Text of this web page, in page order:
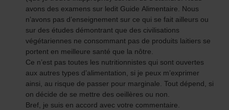
avons des examens sur ledit Guide Alimentaire. Nous
n’avons pas d’enseignement sur ce qui se fait ailleurs ou
sur des études démontrant que des civilisations
végétariennes ne consommant pas de produits laitiers se
portent en meilleure santé que la nôtre.
Ce n’est pas toutes les nutritionnistes qui sont ouvertes
aux autres types d’alimentation, si je peux m’exprimer
ainsi, au risque de passer pour marginale. Tout dépend, si
on décide de se mettre des oeillères ou non.
Bref, je suis en accord avec votre commentaire.